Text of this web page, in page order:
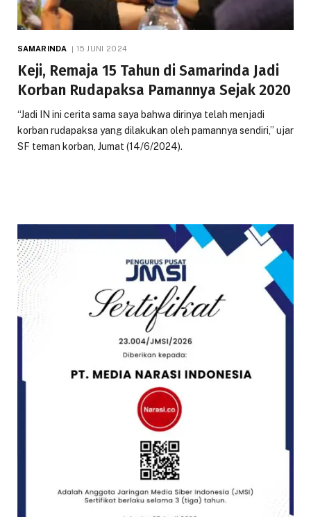
SAMARINDA 15 JUNI 2024
Keji, Remaja 15 Tahun di Samarinda Jadi
Korban Rudapaksa Pamannya Sejak 2020
“Jadi IN ini cerita sama saya bahwa dirinya telah menjadi
korban rudapaksa yang dilakukan oleh pamannya sendiri,” ujar
SF teman korban, Jumat (14/6/2024).